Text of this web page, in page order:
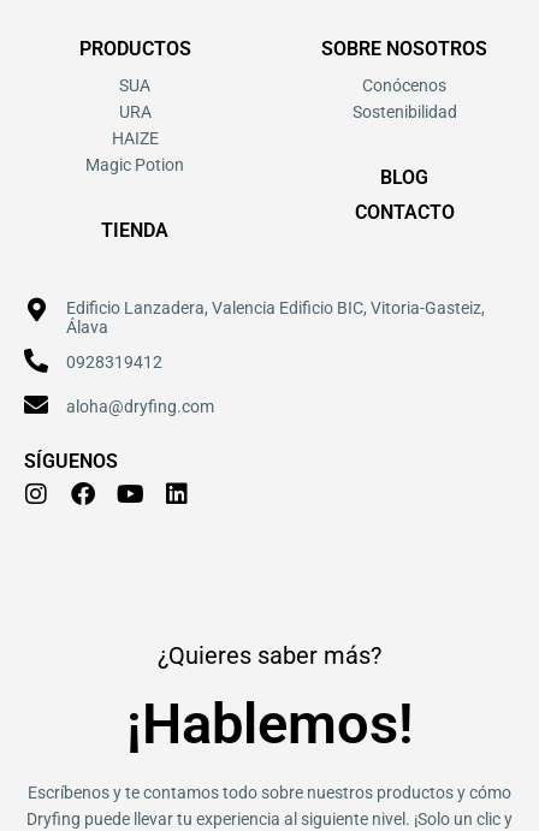
PRODUCTOS
SUA
URA
HAIZE
Magic Potion
TIENDA
SOBRE NOSOTROS
Conócenos
Sostenibilidad
BLOG
CONTACTO
Edificio Lanzadera, Valencia Edificio BIC, Vitoria-Gasteiz,
Álava
0928319412
aloha@dryfing.com
SÍGUENOS
I
n
F
a
Y
o
L
i
n
¿Quieres saber más?
¡Hablemos!
Escríbenos y te contamos todo sobre nuestros productos y cómo
Dryfing puede llevar tu experiencia al siguiente nivel. ¡Solo un clic y